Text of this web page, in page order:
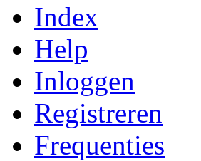
Index
Help
Inloggen
Registreren
Frequenties